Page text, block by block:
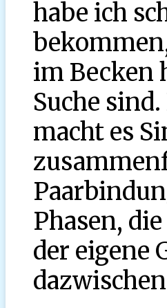
habe ich
im Becken
Suche
macht es
Phasen,
der eigene